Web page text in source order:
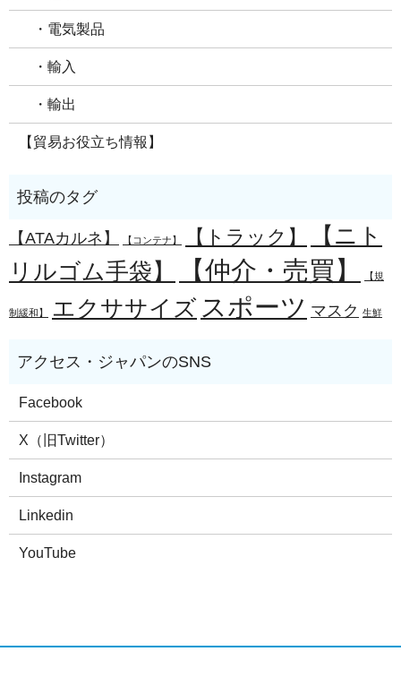
・電気製品
・輸入
・輸出
【貿易お役立ち情報】
【ATAカルネ】 【コンテナ】 【トラック】
【ニト
リルゴム手袋】
【仲介・売買】 【規
制緩和】 エクササイズ スポーツ マスク 生鮮
Facebook
X（旧Twitter）
Instagram
Linkedin
YouTube